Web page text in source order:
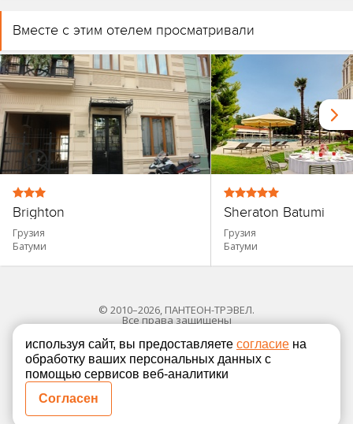
Вместе с этим отелем просматривали
Brighton
Грузия
Батуми
Sheraton Batumi
Грузия
Батуми
© 2010–2026, ПАНТЕОН-ТРЭВЕЛ.
Все права защищены
Политика в отношении обработки персональных
Согласие на обработку персональных данных
используя сайт, вы предоставляете согласие на
обработку ваших персональных данных с
помощью сервисов веб-аналитики
Согласен